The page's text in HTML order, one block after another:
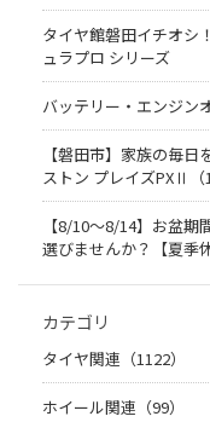
タイヤ館磐田イチオシ
ュラプロ シリーズ
バッテリー・エンジン
【磐田市】家族の毎
ストン プレイズPXⅡ（
【8/10～8/14】お盆
選びませんか？【夏季
カテゴリ
タイヤ関連（1122）
ホイール関連（99）